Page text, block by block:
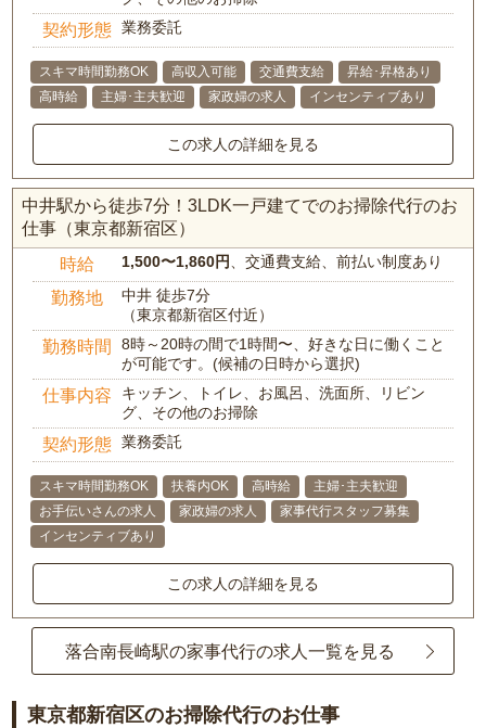
契約形態 業務委託
スキマ時間勤務OK 高収入可能 交通費支給
昇給･昇格あり
高時給
主婦･主夫歓迎 家政婦の求人 インセンティブあり
この求人の詳細を見る
中井駅から徒歩7分！3LDK一戸建てでのお掃除代行のお
仕事（東京都新宿区）
時給 1,500〜1,860円、交通費支給、前払い制度あり
勤務地
中井 徒歩7分
（東京都新宿区付近）
勤務時間
8時～20時の間で1時間〜、好きな日に働くこと
が可能です。(候補の日時から選択)
仕事内容
キッチン、トイレ、お風呂、洗面所、リビン
グ、その他のお掃除
契約形態 業務委託
スキマ時間勤務OK 扶養内OK 高時給
主婦･主夫歓迎
お手伝いさんの求人
家政婦の求人
家事代行スタッフ募集
インセンティブあり
この求人の詳細を見る
落合南長崎駅の家事代行の求人一覧を見る
東京都新宿区のお掃除代行のお仕事